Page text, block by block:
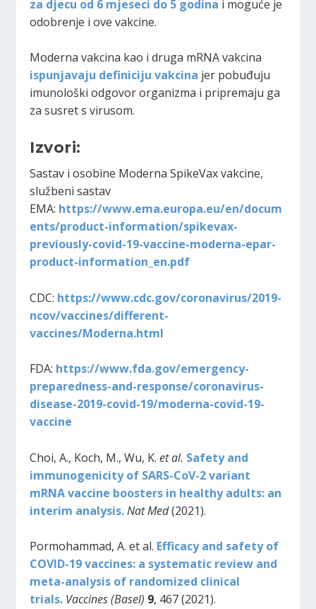
za djecu od 6 mjeseci do 5 godina i moguće je
odobrenje i ove vakcine.
Moderna vakcina kao i druga mRNA vakcina
ispunjavaju definiciju vakcina jer pobuđuju
imunološki odgovor organizma i pripremaju ga
za susret s virusom.
Izvori:
Sastav i osobine Moderna SpikeVax vakcine,
službeni sastav
EMA: https://www.ema.europa.eu/en/docum
ents/product-information/spikevax-
previously-covid-19-vaccine-moderna-epar-
product-information_en.pdf
CDC: https://www.cdc.gov/coronavirus/2019-
ncov/vaccines/different-
vaccines/Moderna.html
FDA: https://www.fda.gov/emergency-
preparedness-and-response/coronavirus-
disease-2019-covid-19/moderna-covid-19-
vaccine
Choi, A., Koch, M., Wu, K.et al. Safety and
immunogenicity of SARS-CoV-2 variant
mRNA vaccine boosters in healthy adults: an
interim analysis. Nat Med(2021).
Pormohammad, A. et al. Efficacy and safety of
COVID-19 vaccines: a systematic review and
meta-analysis of randomized clinical
trials. Vaccines (Basel) 9, 467 (2021).